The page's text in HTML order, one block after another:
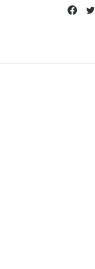
يوتيوبتويتر